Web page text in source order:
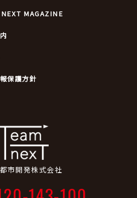
MAGAZINE
保護方針
市開発株式会社